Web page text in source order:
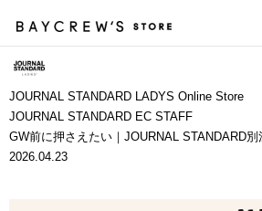
JOURNAL STANDARD LADYS Online Store
JOURNAL STANDARD EC STAFF
GW前に押さえたい｜JOURNAL STANDARD別
2026.04.23